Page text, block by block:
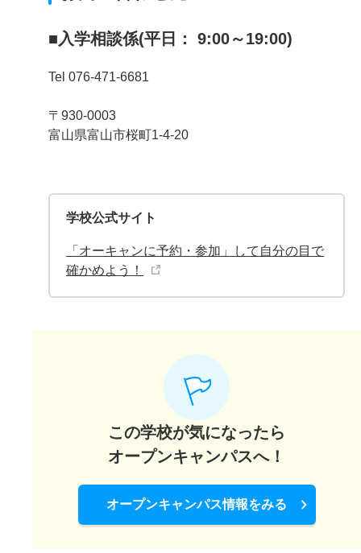
■入学相談係(平日： 9:00～19:00)
Tel 076-471-6681
〒930-0003
富山県富山市桜町1-4-20
学校公式サイト
「オーキャンに予約・参加」して自分の目で
確かめよう！
この学校が気になったら
オープンキャンパスへ！
オープンキャンパス情報をみる